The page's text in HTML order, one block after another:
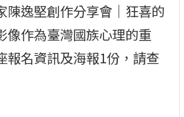
陳逸堅創作分享會｜狂喜的
像作為臺灣國族心理的重
報名資訊及海報1份，請查